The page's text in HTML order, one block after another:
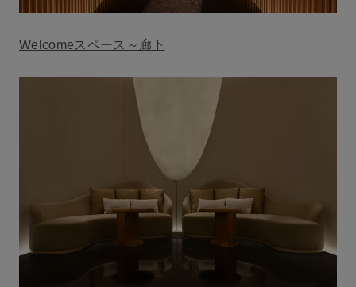
Welcomeスペース～廊下